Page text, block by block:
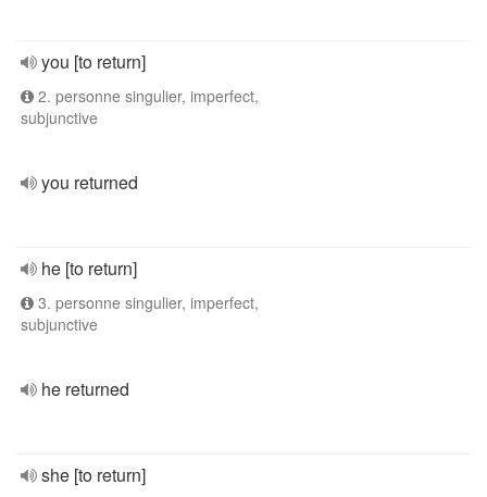
you [to return]
2. personne singulier, imperfect,
subjunctive
you returned
he [to return]
3. personne singulier, imperfect,
subjunctive
he returned
she [to return]